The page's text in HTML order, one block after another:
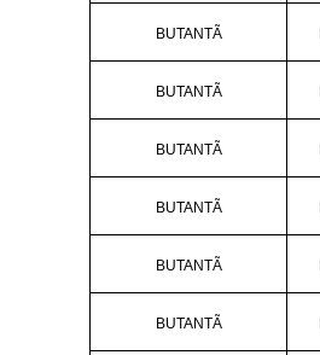
BUTANTÃ
BUTANTÃ
BUTANTÃ
BUTANTÃ
BUTANTÃ
BUTANTÃ